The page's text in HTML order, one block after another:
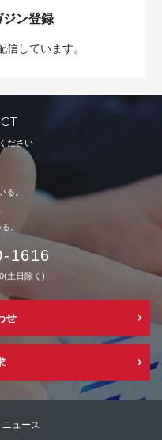
ジン登録
しています。
ださい
る。
。
1616
土日除く)
せ
ニュース